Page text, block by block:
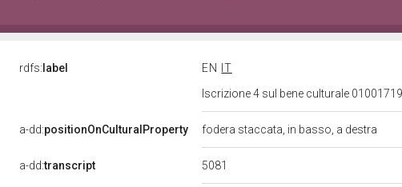
rdfs: label EN
IT
Iscrizione 4 sul bene culturale
a-dd:positionOnCulturalProperty fodera staccata, in basso, a destra
a-dd:transcript 5081